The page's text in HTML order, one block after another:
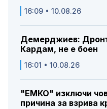
16:09 • 10.08.26
Демерджиев:
Кардам, не е боен
16:01 • 10.08.26
"ЕМКО" изключи
причина за взрива